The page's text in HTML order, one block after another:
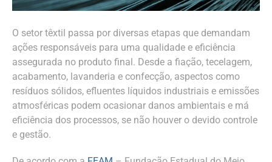
O setor têxtil passa por diversas etapas que demandam
ações responsáveis para uma qualidade e eficiência
assegurada no produto final. Desde a fiação, tecelagem,
acabamento, lavanderia e confecção, aspectos como
resíduos sólidos, efluentes líquidos industriais e emissões
atmosféricas podem ocasionar danos ambientais e má
eficiência dos processos, se não houver o devido controle
e gestão.